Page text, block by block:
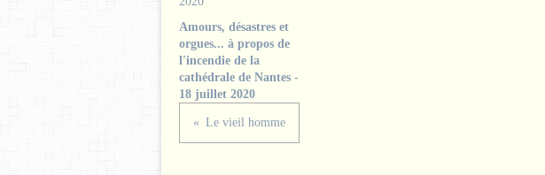
Amours, désastres et
orgues... à propos de
l'incendie de la
cathédrale de Nantes -
18 juillet 2020
Le vieil homme